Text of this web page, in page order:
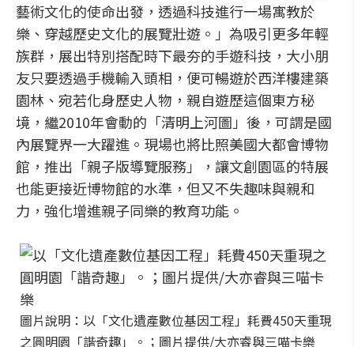
藝術文化的使命出發，透過科技進行一場寓教於
樂、穿越歷史文化的展覽壯遊。」為吸引更多年輕
族群，展出特別搭配時下最夯的手遊科技，大小朋
友只要透過手機輸入頭相，便可暢遊於西洋樓建築
園林、宛若化身歷史人物，親自遊歷這個東方秘
境，繼2010年會動的「清明上河圖」後，可謂是國
內展覽界一大躍進。現場也將比照美國大都會博物
館，推出「親子版導覽服務」，讓文創園區的特展
也能更接近博物館的水準，但又不失趣味與親和
力，強化增進親子同樂的教育功能。
圖片說明：以「文化遺產數位基因工程」耗費450天重現
之圓明園「諧奇趣」。；圖片提供/大亦睿與三喵卡樂